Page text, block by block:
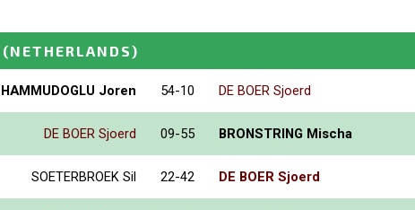
(NETHERLANDS)
HAMMUDOGLU Joren 54-10 DE BOER Sjoerd
DE BOER Sjoerd 09-55 BRONSTRING Mischa
SOETERBROEK Sil 22-42 DE BOER Sjoerd